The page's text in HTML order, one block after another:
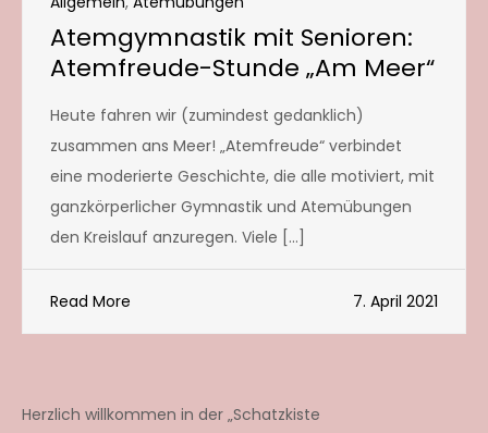
Atemgymnastik mit Senioren:
Atemfreude-Stunde „Am Meer“
Heute fahren wir (zumindest gedanklich)
zusammen ans Meer! „Atemfreude“ verbindet
eine moderierte Geschichte, die alle motiviert, mit
ganzkörperlicher Gymnastik und Atemübungen
den Kreislauf anzuregen. Viele […]
Read More 7. April 2021
Herzlich willkommen in der „Schatzkiste